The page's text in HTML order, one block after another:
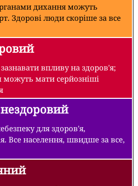
дихання можуть
Здорові люди скоріше за все
впливу на здоров'я;
можуть мати серйозніші
для здоров'я,
Все населення, швидше за все,